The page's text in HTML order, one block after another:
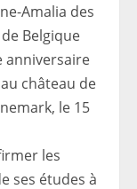
Amalia des
Belgique
anniversaire
château de
le 15
les
ses études à